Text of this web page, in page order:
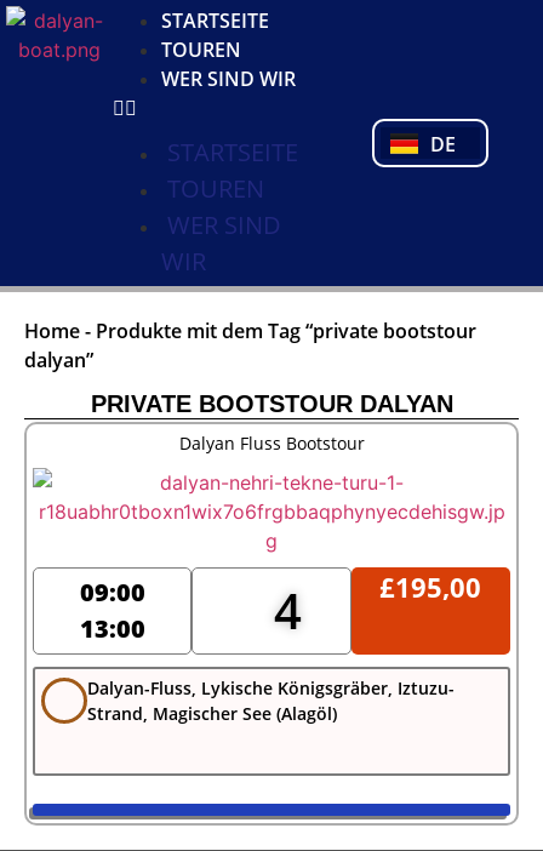
STARTSEITE
TOUREN
WER SIND WIR
STARTSEITE
TOUREN
WER SIND
WIR
DE
PT
TR
Home- Produkte mit dem Tag “private bootstour
dalyan”
PRIVATE BOOTSTOUR DALYAN
Dalyan Fluss Bootstour
09:00
13:00
4 £195,00
Dalyan-Fluss, Lykische Königsgräber, Iztuzu-
Strand, Magischer See (Alagöl)